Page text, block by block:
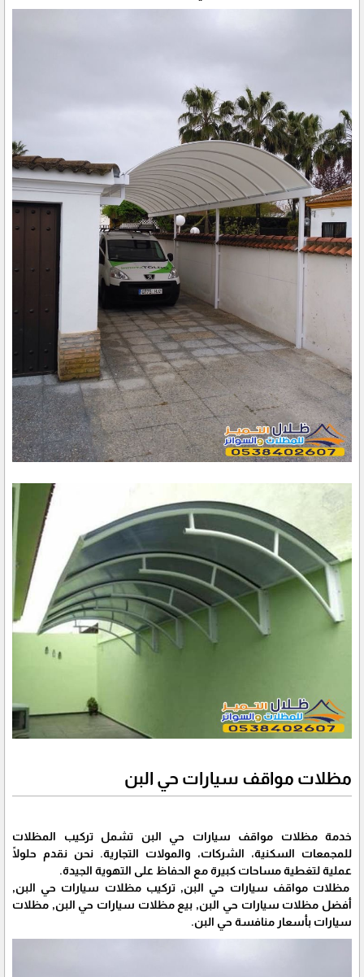
مظلات مواقف سيارات حي البن
خدمة مظلات مواقف سيارات حي البن تشمل تركيب المظلات
للمجمعات السكنية، الشركات، والمولات التجارية. نحن نقدم حلولًا
عملية لتغطية مساحات كبيرة مع الحفاظ على التهوية الجيدة.
مظلات مواقف سيارات حي البن, تركيب مظلات سيارات حي البن,
أفضل مظلات سيارات حي البن, بيع مظلات سيارات حي البن, مظلات
سيارات بأسعار منافسة حي البن.